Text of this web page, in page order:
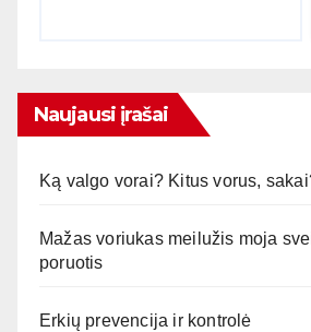
Naujausi įrašai
Ką valgo vorai? Kitus vorus,
Mažas voriukas meilužis moja
poruotis
Erkių prevencija ir kontrolė